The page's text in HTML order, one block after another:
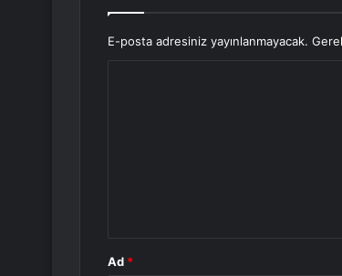
E-posta adresiniz yayınlanmayacak.
Ad *